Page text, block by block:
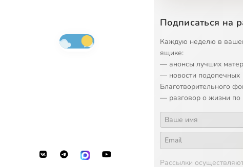
13 Лекция 15
14 Лекция 16
Лекция 17
16
17 Лекция 19
Подписаться на
Каждую неделю в
ящике:
— анонсы лучших
— новости подопечных
Благотворительного
— разговор о жизни по
Рассылки